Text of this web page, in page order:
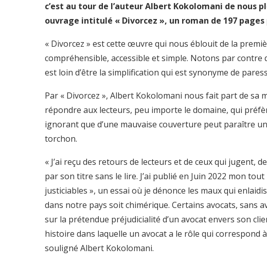
c’est au tour de l’auteur Albert Kokolomani de nous
ouvrage intitulé « Divorcez », un roman de 197
« Divorcez » est cette œuvre qui nous éblouit de la
compréhensible, accessible et simple. Notons par contre
est loin d’être la simplification qui est synonyme de
Par « Divorcez », Albert Kokolomani nous fait part de
répondre aux lecteurs, peu importe le domaine, qui
ignorant que d’une mauvaise couverture peut paraître
torchon.
« J’ai reçu des retours de lecteurs et de ceux qui jugent,
par son titre sans le lire. J’ai publié en Juin 2022 mon
justiciables », un essai où je dénonce les maux qui
dans notre pays soit chimérique. Certains avocats, sans
sur la prétendue préjudicialité d’un avocat envers son
histoire dans laquelle un avocat a le rôle qui correspond
souligné Albert Kokolomani.